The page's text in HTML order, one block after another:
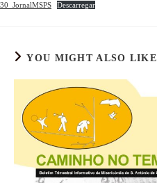
30_JornalMSPS Descarregar
YOU MIGHT ALSO LIKE